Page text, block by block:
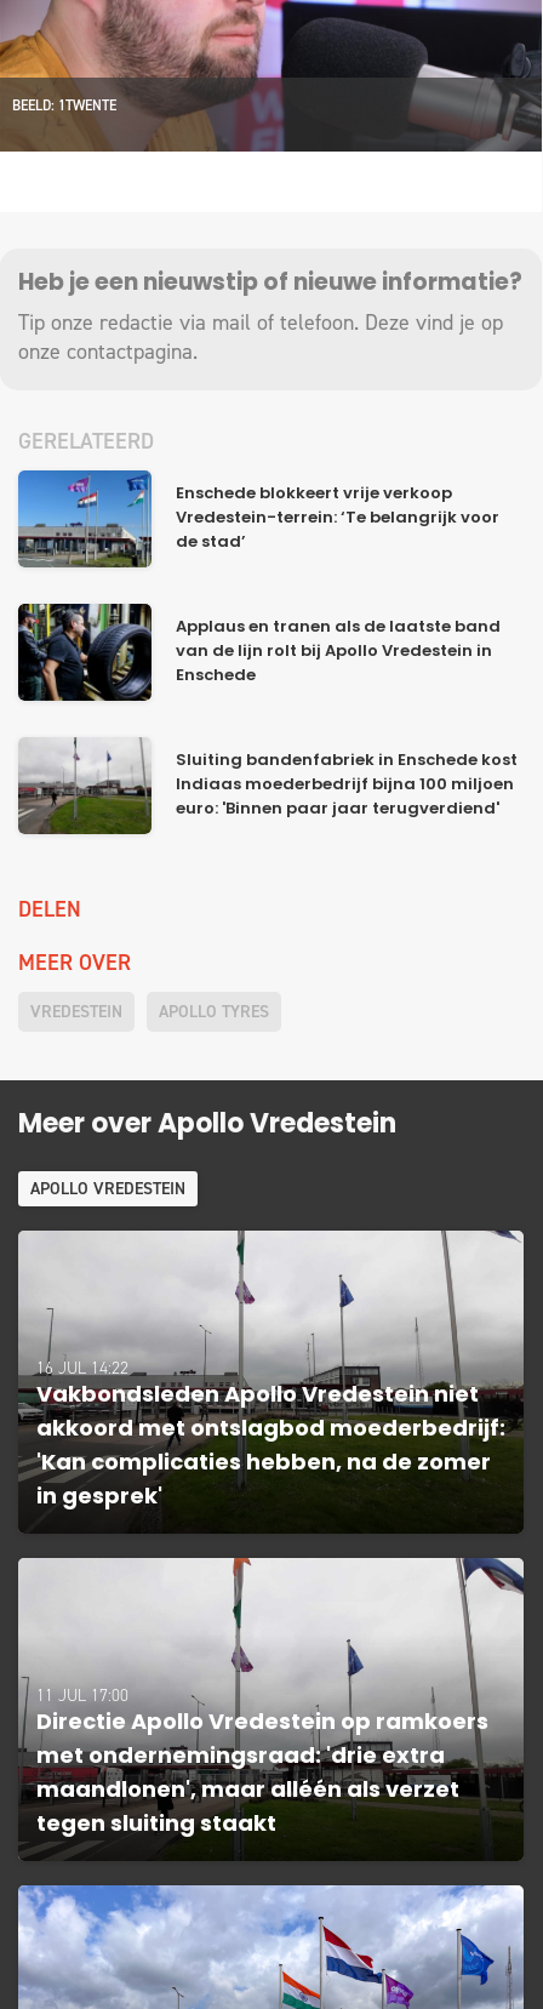
BEELD: 1TWENTE
Heb je een nieuwstip of nieuwe informatie?
Tip onze redactie via mail of telefoon. Deze vind je op
onze contactpagina.
GERELATEERD
Enschede blokkeert vrije verkoop
Vredestein-terrein: ‘Te belangrijk voor
de stad’
Applaus en tranen als de laatste band
van de lijn rolt bij Apollo Vredestein in
Enschede
Sluiting bandenfabriek in Enschede kost
Indiaas moederbedrijf bijna 100 miljoen
euro: 'Binnen paar jaar terugverdiend'
DELEN
MEER OVER
VREDESTEIN APOLLO TYRES
Meer over Apollo Vredestein
APOLLO VREDESTEIN
16 JUL 14:22
Vakbondsleden Apollo Vredestein niet
akkoord met ontslagbod moederbedrijf:
'Kan complicaties hebben, na de zomer
in gesprek'
11 JUL 17:00
Directie Apollo Vredestein op ramkoers
met ondernemingsraad: 'drie extra
maandlonen', maar alléén als verzet
tegen sluiting staakt